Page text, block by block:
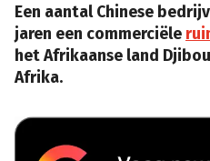
Een aantal Chinese
jaren een commerciële
het Afrikaanse land
Afrika.